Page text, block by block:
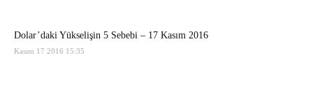
Dolar’daki Yükselişin 5 Sebebi – 17 Kasım 2016
Kasım 17 2016 15:35